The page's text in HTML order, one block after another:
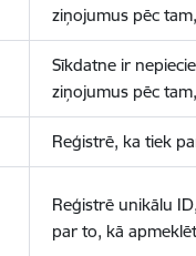
ziņojumus pēc
Sīkdatne ir
ziņojumus pēc
Reģistrē, ka tiek
Reģistrē unikālu
par to, kā